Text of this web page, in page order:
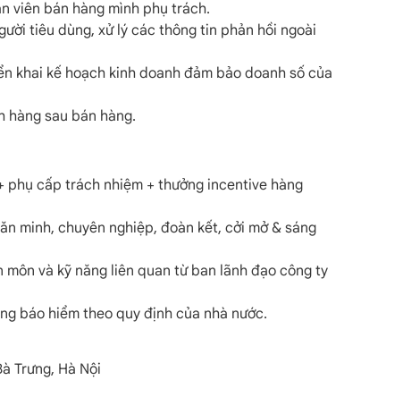
viên bán hàng mình phụ trách.
tiêu dùng, xử lý các thông tin phản hồi ngoài
khai kế hoạch kinh doanh đảm bảo doanh số của
hàng sau bán hàng.
phụ cấp trách nhiệm + thưởng incentive hàng
minh, chuyên nghiệp, đoàn kết, cởi mở & sáng
và kỹ năng liên quan từ ban lãnh đạo công ty
báo hiểm theo quy định của nhà nước.
Trưng, Hà Nội